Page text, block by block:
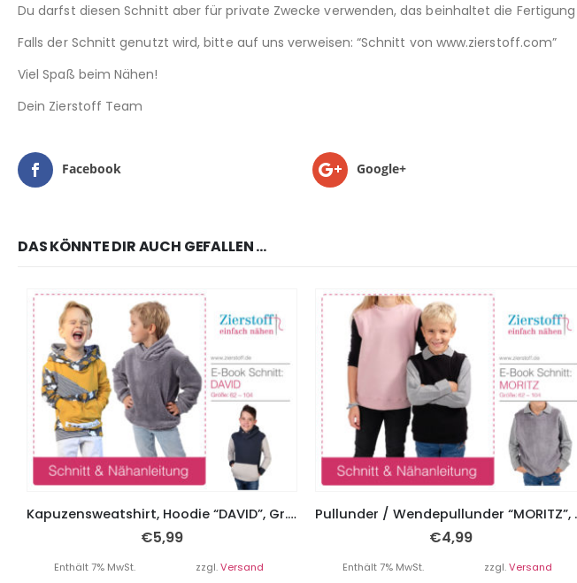
Du darfst diesen Schnitt aber für private Zwecke verwenden, das beinhaltet die
Falls der Schnitt genutzt wird, bitte auf uns verweisen: “Schnitt von www.zierstoff.com”
Viel Spaß beim Nähen!
Dein Zierstoff Team
Facebook Google+
DAS KÖNNTE DIR AUCH GEFALLEN …
Kapuzensweatshirt, Hoodie “DAVID”, Gr. 62 – 104
€5,99
Enthält 7% MwSt. zzgl.Versand
€4,99
Enthält 7% MwSt. zzgl.Versand